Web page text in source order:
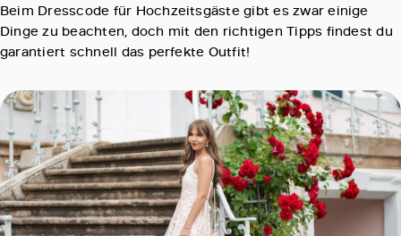
Beim Dresscode für Hochzeitsgäste gibt es zwar einige
Dinge zu beachten, doch mit den richtigen Tipps findest du
garantiert schnell das perfekte Outfit!